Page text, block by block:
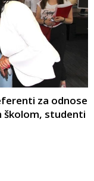
za odnose
školom, studenti